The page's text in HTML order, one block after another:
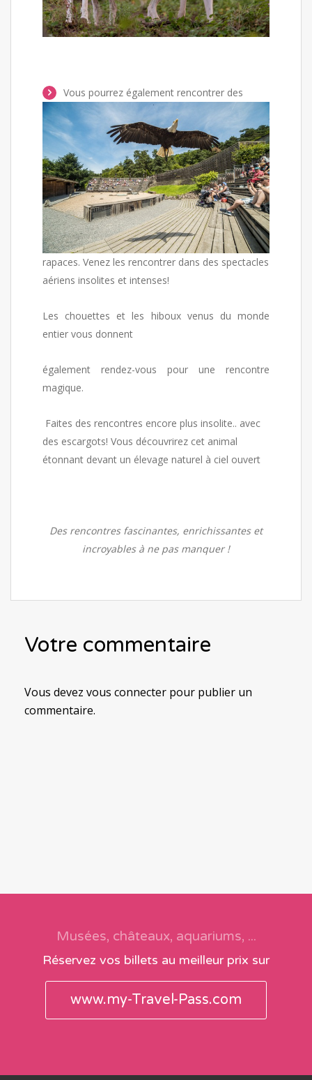
Vous pourrez également rencontrer des
rapaces. Venez les rencontrer dans des spectacles
aériens insolites et intenses!
Les chouettes et les hiboux venus du monde
entier vous donnent
également rendez-vous pour une rencontre
magique.
Faites des rencontres encore plus insolite.. avec
des escargots! Vous découvrirez cet animal
étonnant devant un élevage naturel à ciel ouvert
Des rencontres fascinantes, enrichissantes et
incroyables à ne pas manquer !
Votre commentaire
Vous devez vous connecter pour publier un
commentaire.
Musées, châteaux, aquariums, ...
Réservez vos billets au meilleur prix sur
www.my-Travel-Pass.com